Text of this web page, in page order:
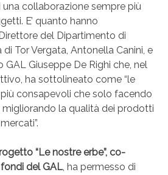
una collaborazione sempre più
E’ quanto hanno
del Dipartimento di
di Tor Vergata, Antonella Canini, e
GAL Giuseppe De Righi che, nel
ha sottolineato come “le
consapevoli che solo facendo
la qualità dei prodotti
“Le nostre erbe”, co-
del GAL, ha permesso di